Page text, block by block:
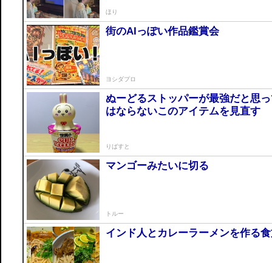
ほり
街のAIっぽい作品鑑賞会
ヨシダプロ
ぬーどるストッパーが最強だと思
はならないこのアイテムを見直す
りばすと
マンゴーみたいに切る
トルー
インド人とカレーラーメンを作る